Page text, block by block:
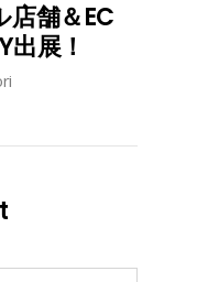
店舗＆EC
展！